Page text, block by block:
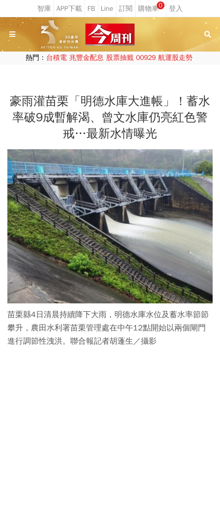
0
熱門： 台積電 兆豐金配息 股票抽籤 00929 航運股走勢
豪雨灌苗栗「明德水庫大進帳」！蓄水
率破9成暫解渴、曾文水庫仍亮紅色警
戒…最新水情曝光
苗栗縣4日清晨持續降下大雨，明德水庫水位及蓄水率節節
攀升，農田水利署苗栗管理處在中午12點開始以兩個閘門
進行調節性洩洪。聯合報記者胡蓬生／攝影